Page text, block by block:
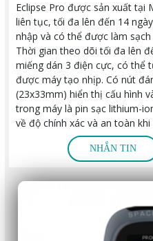
Eclipse Pro được sản xuất tại
liên tục, tối đa lên đến 14
nhập và có thể được làm
Thời gian theo dõi tối đa lên
miếng dán 3 điện cực, có thể
được máy tạo nhịp. Có nút
(23x33mm) hiển thị cấu hình
trong máy là pin sạc lithium-
về độ chính xác và an toàn khi
NHẮN TIN